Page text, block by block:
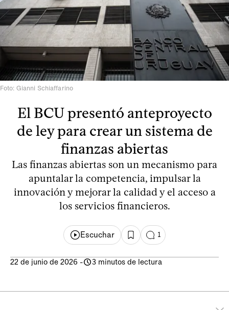
Foto: Gianni Schiaffarino
El BCU presentó anteproyecto
de ley para crear un sistema de
finanzas abiertas
Las finanzas abiertas son un mecanismo para
apuntalar la competencia, impulsar la
innovación y mejorar la calidad y el acceso a
los servicios financieros.
Escuchar 1
22 de junio de 2026 - 3 minutos de lectura